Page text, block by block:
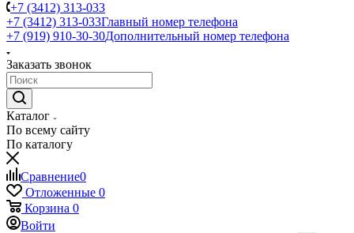
+7 (3412) 313-033
+7 (3412) 313-033Главный номер телефона
+7 (919) 910-30-30Дополнительный номер телефона
Заказать звонок
Каталог
По всему сайту
По каталогу
Сравнение0
Отложенные 0
Корзина 0
Войти